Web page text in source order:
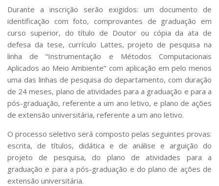
Comunicação
Assessorias e Mídias
Aplicativos e Sites
Jornal da USP
Agenda de Eventos
Defesa de Teses
Durante a inscrição serão exigidos: um documento de
identificação com foto, comprovantes de graduação em
curso superior, do título de Doutor ou cópia da ata de
defesa da tese, currículo Lattes, projeto de pesquisa na
linha de “Instrumentação e Métodos Computacionais
Aplicados ao Meio Ambiente” com aplicação em pelo menos
uma das linhas de pesquisa do departamento, com duração
de 24 meses, plano de atividades para a graduação e para a
pós-graduação, referente a um ano letivo, e plano de ações
de extensão universitária, referente a um ano letivo.
O processo seletivo será composto pelas seguintes provas:
escrita, de títulos, didática e de análise e arguição do
projeto de pesquisa, do plano de atividades para a
graduação e para a pós-graduação e do plano de ações de
extensão universitária.